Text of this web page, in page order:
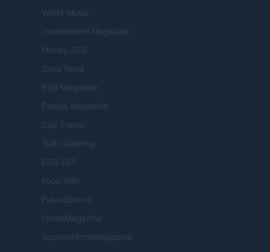
World Music
Investimenti Magazine
Money 365
Zona Nerd
B2B Magazine
People Magazine
Day Travel
Tutto Gaming
ESG 365
Food Wiki
FuturoDonna
HomeMagazine
SecondHomeMagazine